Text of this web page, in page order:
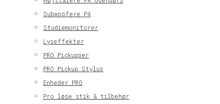
Subwoofere PA
Studiemonitorer
Lyseffekter
PRO Pickupper
PRO Pickup Stylus
Enheder PRO
Pro løse stik & tilbehør